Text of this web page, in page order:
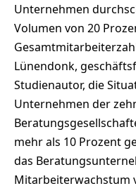
Unternehmen
Volumen von 20
Lünendonk,
Studienautor, die
Unternehmen der
mehr als 10 Prozent
das
Mitarbeiterwachstum